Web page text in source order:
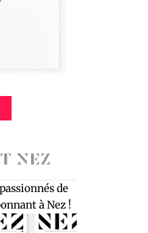
NEZ
de
à Nez !